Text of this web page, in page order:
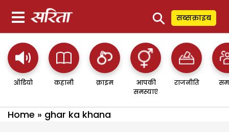
⚲ सब्सक्राइब
ऑडियो कहानी क्राइम
आपकी
समस्याएं
राजनीति
Home » ghar ka khana